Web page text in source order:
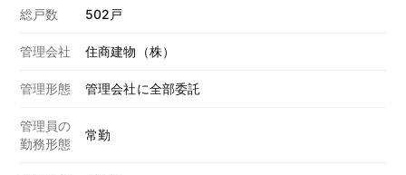
総戸数 502戸
管理会社 住商建物（株）
管理形態 管理会社に全部委託
管理員の
勤務形態
常勤